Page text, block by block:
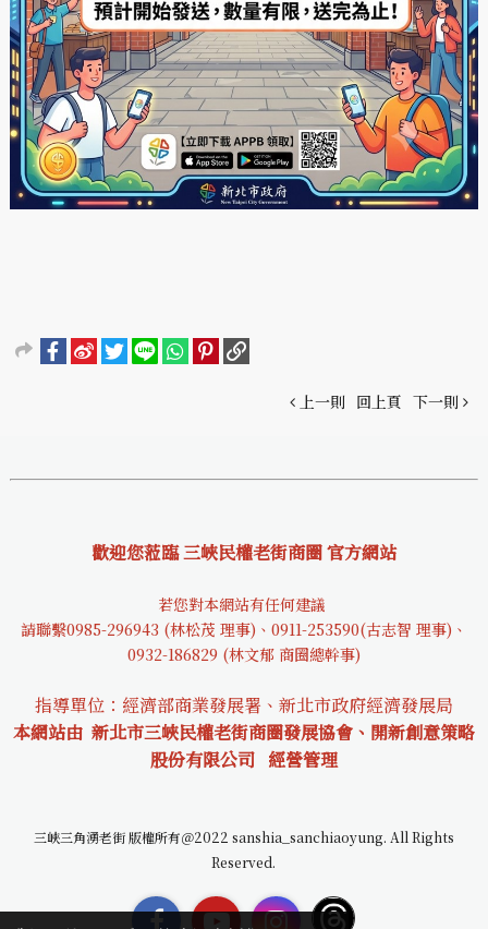
上一則 回上頁 下一則
歡迎您蒞臨 三峽民權老街商圈 官方網站
若您對本網站有任何建議
請聯繫0985-296943 (林松茂 理事)、0911-253590(古志智 理事)、
0932-186829 (林文郁 商圈總幹事)
指導單位：經濟部商業發展署、新北市政府經濟發展局
本網站由 新北市三峽民權老街商圈發展協會、開新創意策略
股份有限公司 經營管理
三峽三角湧老街 版權所有＠2022 sanshia_sanchiaoyung. All Rights
Reserved.